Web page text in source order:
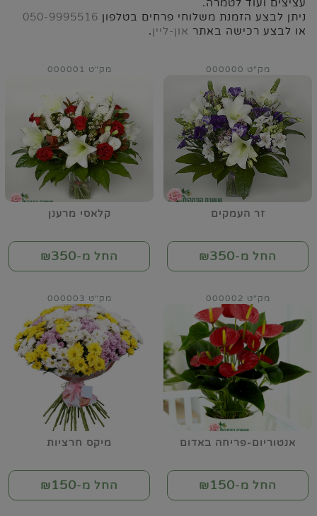
עציצים ועוד לטמרה.
ניתן לבצע הזמנת משלוחי פרחים בטלפון 050-9995516
או לבצע רכישה באתר און-ליין.
זר העמקים
מק"ט 000000
החל מ-₪350
קלאסי מרענן
מק"ט 000001
החל מ-₪350
אנטוריום-פריחה באדום
מק"ט 000002
החל מ-₪150
מיקס חרציות
מק"ט 000003
החל מ-₪150